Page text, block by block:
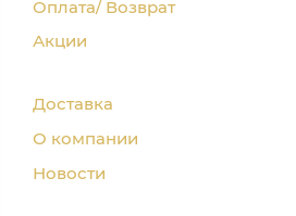
Оплата/ Возврат
Акции
Доставка
О компании
Новости